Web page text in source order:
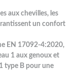
aux chevilles, les
un confort
EN 17092-4:2020,
1 aux genoux et
type B pour une